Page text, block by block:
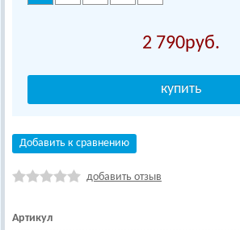
2 790
Добавить к сравнению
добавить отзыв
Артикул